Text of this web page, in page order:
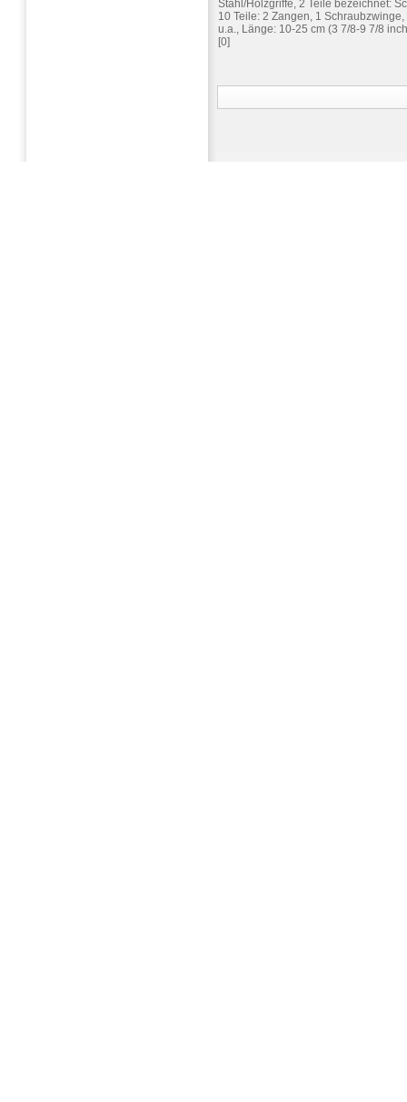
Stahl/Holzgriffe, 2 Teile bezeichnet:
10 Teile: 2 Zangen, 1
u.a., Länge: 10-25 cm (3 7/8-9 7/8
[0]